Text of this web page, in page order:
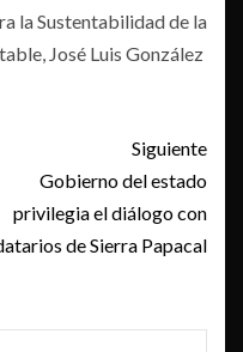
la Sustentabilidad de la
José Luis González
Siguiente
Gobierno del estado
privilegia el diálogo con
de Sierra Papacal